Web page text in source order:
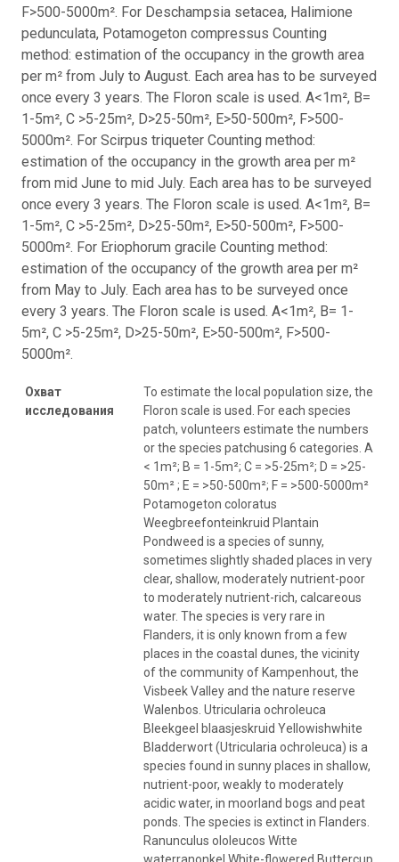
F>500-5000m². For Deschampsia setacea, Halimione
pedunculata, Potamogeton compressus Counting
method: estimation of the occupancy in the growth area
per m² from July to August. Each area has to be surveyed
once every 3 years. The Floron scale is used. A<1m², B=
1-5m², C >5-25m², D>25-50m², E>50-500m², F>500-
5000m². For Scirpus triqueter Counting method:
estimation of the occupancy in the growth area per m²
from mid June to mid July. Each area has to be surveyed
once every 3 years. The Floron scale is used. A<1m², B=
1-5m², C >5-25m², D>25-50m², E>50-500m², F>500-
5000m². For Eriophorum gracile Counting method:
estimation of the occupancy of the growth area per m²
from May to July. Each area has to be surveyed once
every 3 years. The Floron scale is used. A<1m², B= 1-
5m², C >5-25m², D>25-50m², E>50-500m², F>500-
5000m².
Охват
исследования
To estimate the local population size, the
Floron scale is used. For each species
patch, volunteers estimate the numbers
or the species patchusing 6 categories. A
< 1m²; B = 1-5m²; C = >5-25m²; D = >25-
50m² ; E = >50-500m²; F = >500-5000m²
Potamogeton coloratus
Weegbreefonteinkruid Plantain
Pondweed is a species of sunny,
sometimes slightly shaded places in very
clear, shallow, moderately nutrient-poor
to moderately nutrient-rich, calcareous
water. The species is very rare in
Flanders, it is only known from a few
places in the coastal dunes, the vicinity
of the community of Kampenhout, the
Visbeek Valley and the nature reserve
Walenbos. Utricularia ochroleuca
Bleekgeel blaasjeskruid Yellowishwhite
Bladderwort (Utricularia ochroleuca) is a
species found in sunny places in shallow,
nutrient-poor, weakly to moderately
acidic water, in moorland bogs and peat
ponds. The species is extinct in Flanders.
Ranunculus ololeucos Witte